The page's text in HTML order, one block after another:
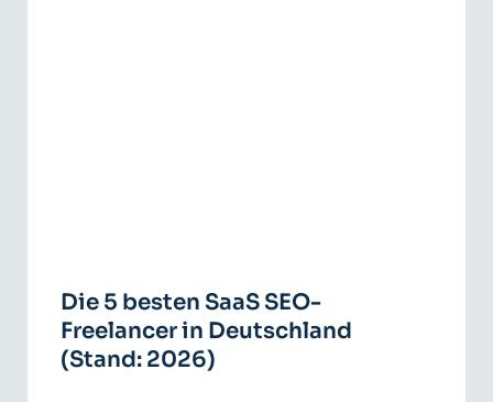
Die 5 besten SaaS SEO-
Freelancer in Deutschland
(Stand: 2026)